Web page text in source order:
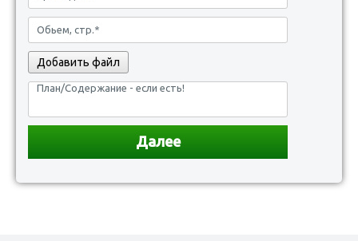
Добавить файл